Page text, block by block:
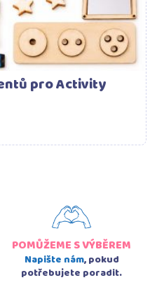
pro Activity
POMŮŽEME S VÝBĚREM
Napište nám, pokud
potřebujete poradit.